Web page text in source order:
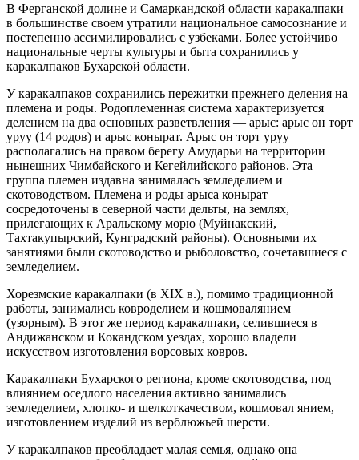
В Ферганской долине и Самаркандской области каракалпаки
в большинстве своем утратили национальное самосознание и
постепенно ассимилировались с узбеками. Более устойчиво
национальные черты культуры и быта сохранились у
каракалпаков Бухарской области.
У каракалпаков сохранились пережитки прежнего деления на
племена и роды. Родоплеменная система характеризуется
делением на два основных разветвления — арыс: арыс он торт
уруу (14 родов) и арыс конырат. Арыс он торт уруу
располагались на правом берегу Амударьи на территории
нынешних Чимбайского и Кегейлийского районов. Эта
группа племен издавна занималась земледелием и
скотоводством. Племена и роды арыса конырат
сосредоточены в северной части дельты, на землях,
прилегающих к Аральскому морю (Муйнакский,
Тахтакупырский, Кунградский районы). Основными их
занятиями были скотоводство и рыболовство, сочетавшиеся с
земледелием.
Хорезмские каракалпаки (в XIX в.), помимо традиционной
работы, занимались ковроделием и кошмовалянием
(узорным). В этот же период каракалпаки, селившиеся в
Андижанском и Кокандском уездах, хорошо владели
искусством изготовления ворсовых ковров.
Каракалпаки Бухарского региона, кроме скотоводства, под
влиянием оседлого населения активно занимались
земледелием, хлопко- и шелкоткачеством, кошмовал янием,
изготовлением изделий из верблюжьей шерсти.
У каракалпаков преобладает малая семья, однако она